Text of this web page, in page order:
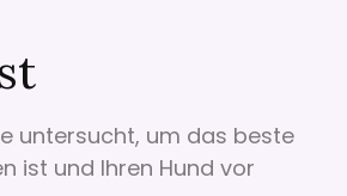
untersucht, um das beste
ist und Ihren Hund vor